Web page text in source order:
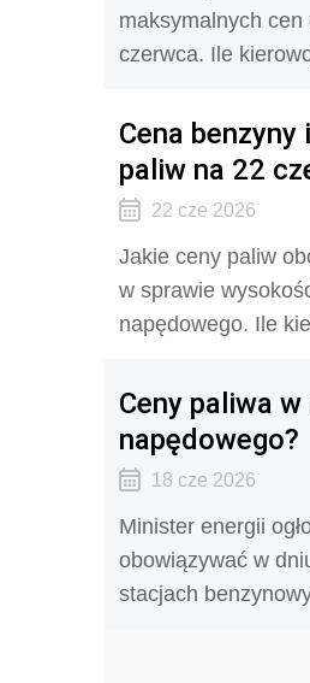
maksymalnych
czerwca. Ile
Cena
paliw na 22
22 cze 2026
Jakie ceny paliw
w sprawie
napędowego. Ile
Ceny paliwa
napędowego?
18 cze 2026
Minister energii
obowiązywać w
stacjach